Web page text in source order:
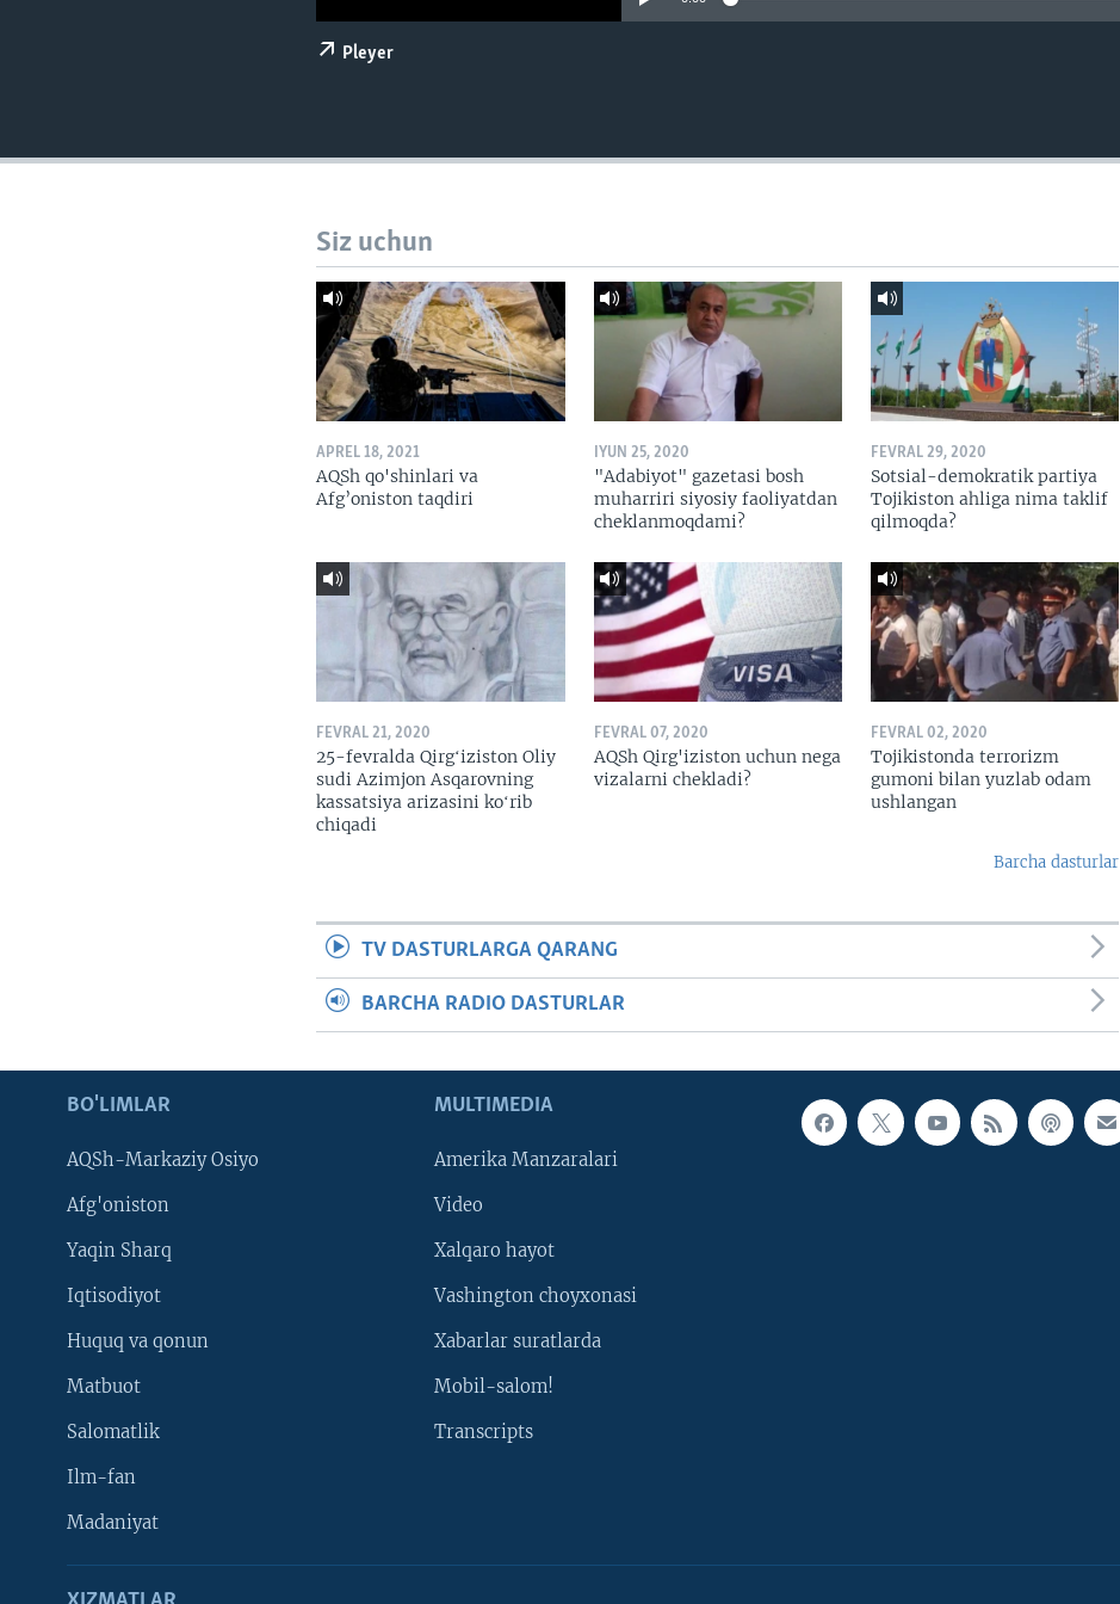
Pleyer
Siz uchun
APREL 18, 2021
AQSh qo'shinlari va
Afg’oniston taqdiri
IYUN 25, 2020
"Adabiyot" gazetasi bosh
muharriri siyosiy faoliyatdan
cheklanmoqdami?
FEVRAL 29, 2020
Sotsial-demokratik partiya
Tojikiston ahliga nima taklif
qilmoqda?
FEVRAL 21, 2020
25-fevralda Qirgʻiziston Oliy
sudi Azimjon Asqarovning
kassatsiya arizasini koʻrib
chiqadi
FEVRAL 07, 2020
AQSh Qirg'iziston uchun nega
vizalarni chekladi?
FEVRAL 02, 2020
Tojikistonda terrorizm
gumoni bilan yuzlab odam
ushlangan
Barcha dasturlar
TV DASTURLARGA QARANG
BARCHA RADIO DASTURLAR
BO'LIMLAR
AQSh-Markaziy Osiyo
Afg'oniston
Yaqin Sharq
Iqtisodiyot
Huquq va qonun
Matbuot
Salomatlik
Ilm-fan
Madaniyat
MULTIMEDIA
Amerika Manzaralari
Video
Xalqaro hayot
Vashington choyxonasi
Xabarlar suratlarda
Mobil-salom!
Transcripts